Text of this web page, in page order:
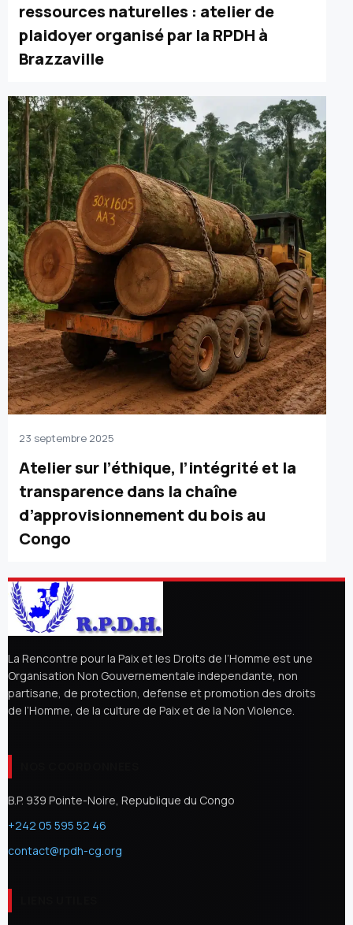
ressources naturelles : atelier de
plaidoyer organisé par la RPDH à
Brazzaville
23 septembre 2025
Atelier sur l’éthique, l’intégrité et la
transparence dans la chaîne
d’approvisionnement du bois au
Congo
La Rencontre pour la Paix et les Droits de l’Homme est une
Organisation Non Gouvernementale independante, non
partisane, de protection, defense et promotion des droits
de l’Homme, de la culture de Paix et de la Non Violence.
B.P. 939 Pointe-Noire, Republique du Congo
+242 05 595 52 46
contact@rpdh-cg.org